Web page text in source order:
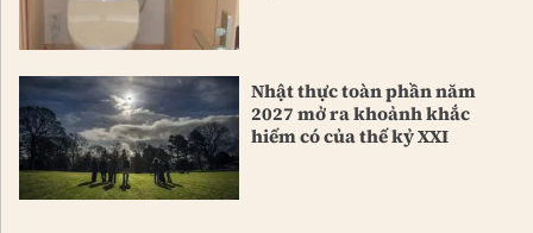
Nhật thực toàn phần năm
2027 mở ra khoảnh khắc
hiếm có của thế kỷ XXI